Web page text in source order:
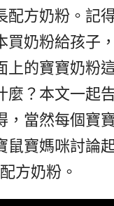
配方奶粉。記
買奶粉給孩子
上的寶寶奶粉
麼？本文一起
，當然每個寶
鼠寶媽咪討論
方奶粉。